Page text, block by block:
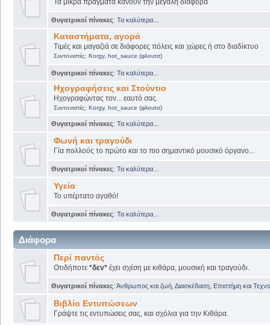
Θυγατρικοί πίνακες: Τα καλύτερα...
Καταστήματα, αγορά
Τιμές και μαγαζιά σε διάφορες πόλεις και χώρες ή στο διαδίκτυο
Συντονιστές: Korgy, hot_sauce (φλουτσ)
Θυγατρικοί πίνακες: Τα καλύτερα...
Ηχογραφήσεις και Στούντιο
Ηχογραφώντας τον... εαυτό σας.
Συντονιστές: Korgy, hot_sauce (φλουτσ)
Θυγατρικοί πίνακες: Τα καλύτερα...
Φωνή και τραγούδι
Γία πολλούς το πρώτο και το πιο σημαντικό μουσικό όργανο...
Θυγατρικοί πίνακες: Τα καλύτερα...
Υγεία
Το υπέρτατο αγαθό!
Θυγατρικοί πίνακες: Τα καλύτερα...
Διάφορα
Περί παντός
Οτιδήποτε *δεν*έχει σχέση με κιθάρα, μουσική και τραγούδι.
Θυγατρικοί πίνακες: Άνθρωπος και ζωή Διασκέδαση Επιστήμη και
Βιβλίο Εντυπώσεων
Γράψτε τις εντυπώσεις σας, και σχόλια για την Κιθάρα.